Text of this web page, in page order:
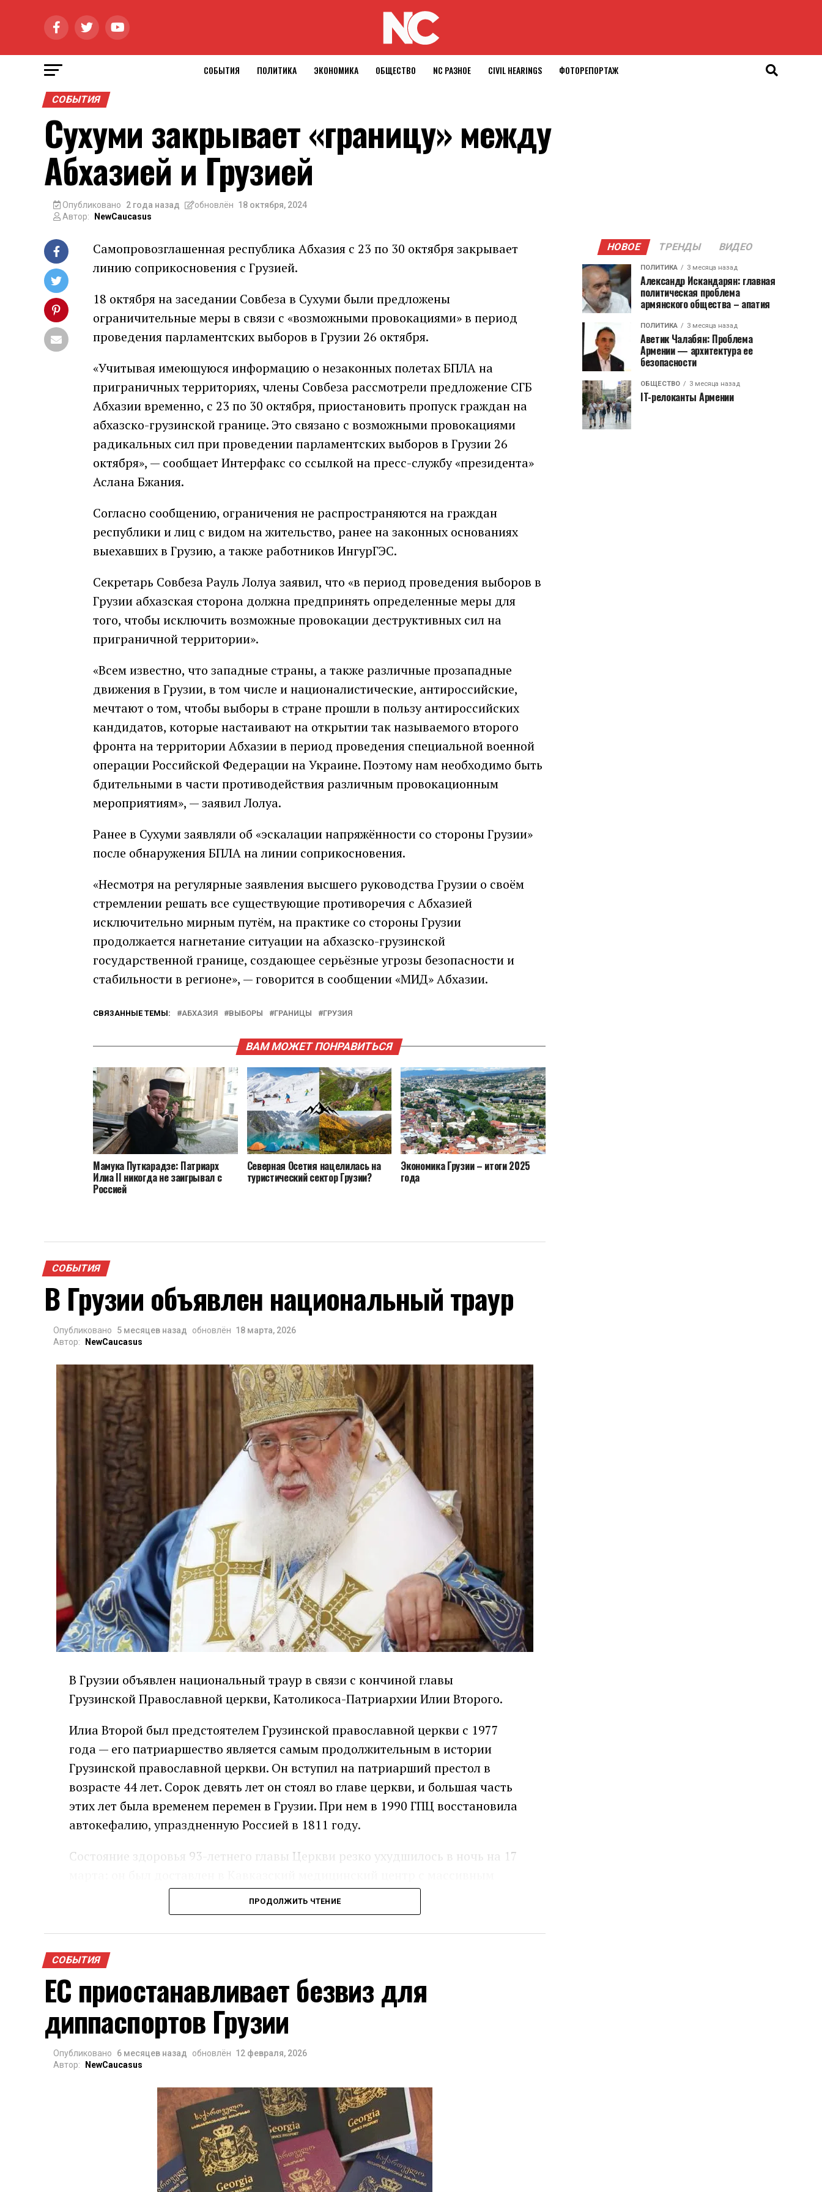
СОБЫТИЯ ПОЛИТИКА ЭКОНОМИКА ОБЩЕСТВО NC РАЗНОЕ CIVIL HEARINGS ФОТОРЕПОРТАЖ
СОБЫТИЯ
Сухуми закрывает «границу» между
Абхазией и Грузией
Опубликовано 2 года назад обновлён 18 октября, 2024
Автор:
NewCaucasus
Самопровозглашенная республика Абхазия с 23 по 30 октября закрывает
линию соприкосновения с Грузией.
18 октября на заседании Совбеза в Сухуми были предложены
ограничительные меры в связи с «возможными провокациями» в период
проведения парламентских выборов в Грузии 26 октября.
«Учитывая имеющуюся информацию о незаконных полетах БПЛА на
приграничных территориях, члены Совбеза рассмотрели предложение СГБ
Абхазии временно, с 23 по 30 октября, приостановить пропуск граждан на
абхазско-грузинской границе. Это связано с возможными провокациями
радикальных сил при проведении парламентских выборов в Грузии 26
октября», — сообщает Интерфакс со ссылкой на пресс-службу «президента»
Аслана Бжания.
Согласно сообщению, ограничения не распространяются на граждан
республики и лиц с видом на жительство, ранее на законных основаниях
выехавших в Грузию, а также работников ИнгурГЭС.
Секретарь Совбеза Рауль Лолуа заявил, что «в период проведения выборов в
Грузии абхазская сторона должна предпринять определенные меры для
того, чтобы исключить возможные провокации деструктивных сил на
приграничной территории».
«Всем известно, что западные страны, а также различные прозападные
движения в Грузии, в том числе и националистические, антироссийские,
мечтают о том, чтобы выборы в стране прошли в пользу антироссийских
кандидатов, которые настаивают на открытии так называемого второго
фронта на территории Абхазии в период проведения специальной военной
операции Российской Федерации на Украине. Поэтому нам необходимо быть
бдительными в части противодействия различным провокационным
мероприятиям», — заявил Лолуа.
Ранее в Сухуми заявляли об «эскалации напряжённости со стороны Грузии»
после обнаружения БПЛА на линии соприкосновения.
«Несмотря на регулярные заявления высшего руководства Грузии о своём
стремлении решать все существующие противоречия с Абхазией
исключительно мирным путём, на практике со стороны Грузии
продолжается нагнетание ситуации на абхазско-грузинской
государственной границе, создающее серьёзные угрозы безопасности и
стабильности в регионе», — говорится в сообщении «МИД» Абхазии.
СВЯЗАННЫЕ ТЕМЫ: АБХАЗИЯ ВЫБОРЫ ГРАНИЦЫ ГРУЗИЯ
ВАМ МОЖЕТ ПОНРАВИТЬСЯ
Мамука Путкарадзе: Патриарх
Илиа II никогда не заигрывал с
Россией
Северная Осетия нацелилась на
туристический сектор Грузии?
Экономика Грузии – итоги 2025
года
СОБЫТИЯ
В Грузии объявлен национальный траур
Опубликовано 5 месяцев назад обновлён 18 марта, 2026
Автор:
NewCaucasus
В Грузии объявлен национальный траур в связи с кончиной главы
Грузинской Православной церкви, Католикоса-Патриархии Илии Второго.
Илиа Второй был предстоятелем Грузинской православной церкви с 1977
года — его патриаршество является самым продолжительным в истории
Грузинской православной церкви. Он вступил на патриарший престол в
возрасте 44 лет. Сорок девять лет он стоял во главе церкви, и большая часть
этих лет была временем перемен в Грузии. При нем в 1990 ГПЦ восстановила
автокефалию, упраздненную Россией в 1811 году.
Состояние здоровья 93-летнего главы Церкви резко ухудшилось в ночь на 17
внутренним кровотечением. Илиа Второй скончался в больнице около
девяти вечера 17 марта
ПРОДОЛЖИТЬ ЧТЕНИЕ
СОБЫТИЯ
ЕС приостанавливает безвиз для
диппаспортов Грузии
Опубликовано 6 месяцев назад обновлён 12 февраля, 2026
Автор:
NewCaucasus
НОВОЕ ТРЕНДЫ ВИДЕО
ПОЛИТИКА 3 месяца назад
Александр Искандарян: главная
политическая проблема
армянского общества – апатия
ПОЛИТИКА 3 месяца назад
Аветик Чалабян: Проблема
Армении — архитектура ее
безопасности
ОБЩЕСТВО 3 месяца назад
IT-релоканты Армении